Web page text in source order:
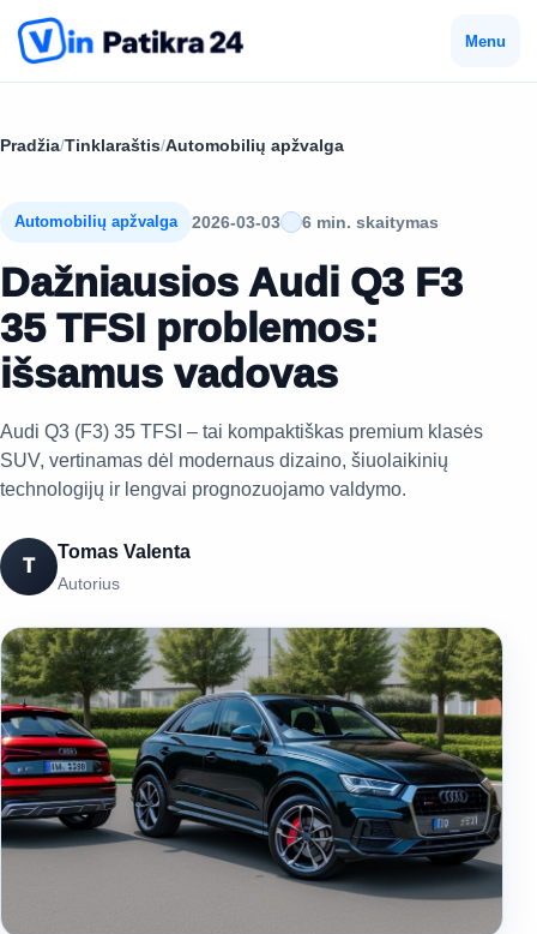
Menu
Pradžia/Tinklaraštis/Automobilių apžvalga
Automobilių apžvalga 2026-03-03 6 min. skaitymas
Dažniausios Audi Q3 F3
35 TFSI problemos:
išsamus vadovas
Audi Q3 (F3) 35 TFSI – tai kompaktiškas premium klasės
SUV, vertinamas dėl modernaus dizaino, šiuolaikinių
technologijų ir lengvai prognozuojamo valdymo.
T
Tomas Valenta
Autorius